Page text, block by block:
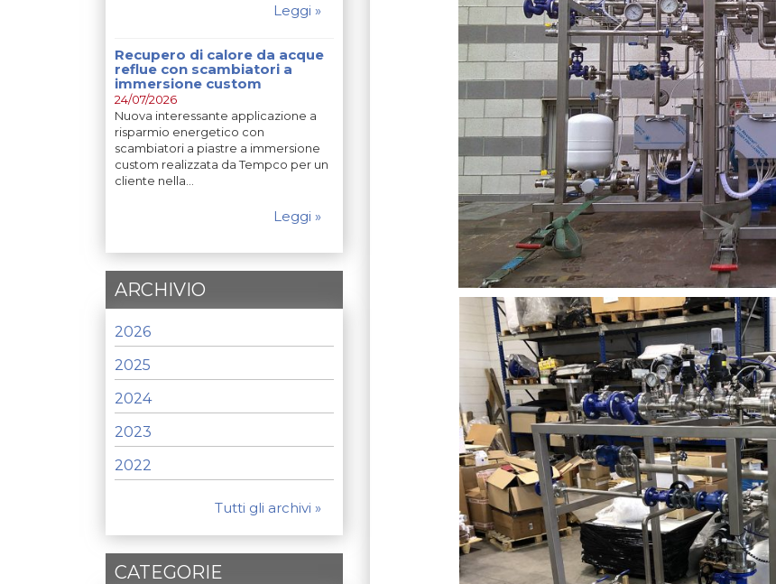
Leggi »
Recupero di calore da acque
reflue con scambiatori a
immersione custom
24/07/2026
Nuova interessante applicazione a
risparmio energetico con
scambiatori a piastre a immersione
custom realizzata da Tempco per un
cliente nella…
Leggi »
ARCHIVIO
2026
2025
2024
2023
2022
Tutti gli archivi »
CATEGORIE